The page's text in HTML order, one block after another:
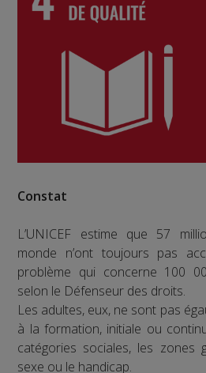
Constat
L’UNICEF estime que 57
monde n’ont toujours pas
problème qui concerne 100
selon le Défenseur des droits.
Les adultes, eux, ne sont pas
à la formation, initiale ou
catégories sociales, les zones
sexe ou le handicap.